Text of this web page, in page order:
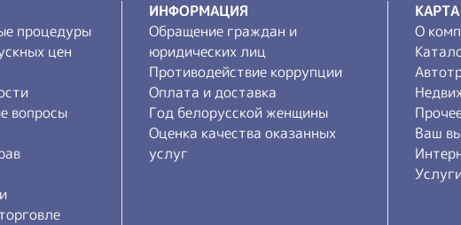
процедуры
цен
вопросы
ИНФОРМАЦИЯ
Обращение граждан и
юридических лиц
Противодействие коррупции
Оплата и доставка
Год белорусской женщины
Оценка качества оказанных
услуг
О
Ваш